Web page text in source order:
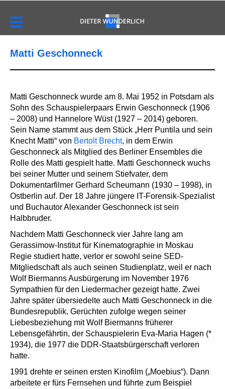
Matti Geschonneck
Matti Geschonneck wurde am 8. Mai 1952 in Potsdam als
Sohn des Schauspielerpaars Erwin Geschonneck (1906
– 2008) und Hannelore Wüst (1927 – 2014) geboren.
Sein Name stammt aus dem Stück „Herr Puntila und sein
Knecht Matti“ von Bertolt Brecht, in dem Erwin
Geschonneck als Mitglied des Berliner Ensembles die
Rolle des Matti gespielt hatte. Matti Geschonneck wuchs
bei seiner Mutter und seinem Stiefvater, dem
Dokumentarfilmer Gerhard Scheumann (1930 – 1998), in
Ostberlin auf. Der 18 Jahre jüngere IT-Forensik-Spezialist
und Buchautor Alexander Geschonneck ist sein
Halbbruder.
Nachdem Matti Geschonneck vier Jahre lang am
Gerassimow-Institut für Kinematographie in Moskau
Regie studiert hatte, verlor er sowohl seine SED-
Mitgliedschaft als auch seinen Studienplatz, weil er nach
Wolf Biermanns Ausbürgerung im November 1976
Sympathien für den Liedermacher gezeigt hatte. Zwei
Jahre später übersiedelte auch Matti Geschonneck in die
Bundesrepublik, Gerüchten zufolge wegen seiner
Liebesbeziehung mit Wolf Biermanns früherer
Lebensgefährtin, der Schauspielerin Eva-Maria Hagen (*
1934), die 1977 die DDR-Staatsbürgerschaft verloren
hatte.
1991 drehte er seinen ersten Kinofilm („Moebius“). Dann
arbeitete er fürs Fernsehen und führte zum Beispiel